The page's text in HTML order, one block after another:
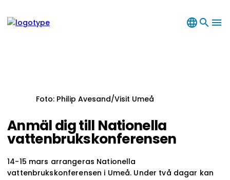
language search menu
Foto: Philip Avesand/Visit Umeå
Anmäl dig till Nationella
vattenbrukskonferensen
14-15 mars arrangeras Nationella
vattenbrukskonferensen i Umeå. Under två dagar kan